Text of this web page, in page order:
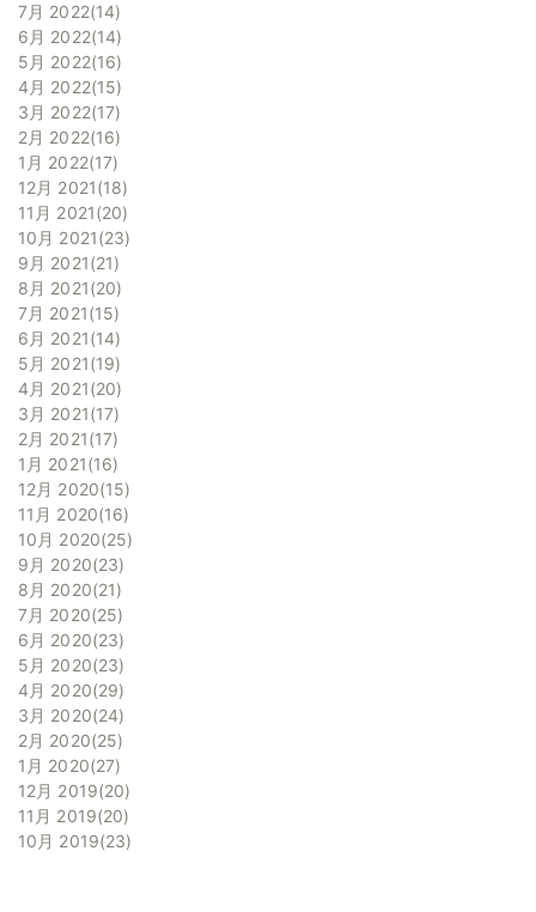
7月 2022 14
6月 2022 14
5月 2022 16
4月 2022 15
3月 2022 17
2月 2022 16
1月 2022 17
12月 2021 18
11月 2021 20
10月 2021 23
9月 2021 21
8月 2021 20
7月 2021 15
6月 2021 14
5月 2021 19
4月 2021 20
3月 2021 17
2月 2021 17
1月 2021 16
12月 2020 15
11月 2020 16
10月 2020 25
9月 2020 23
8月 2020 21
7月 2020 25
6月 2020 23
5月 2020 23
4月 2020 29
3月 2020 24
2月 2020 25
1月 2020 27
12月 2019 20
11月 2019 20
10月 2019 23